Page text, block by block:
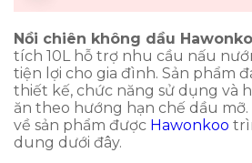
Nồi chiên không dầu
tích 10L hỗ trợ nhu cầu nấu
tiện lợi cho gia đình. Sản phẩm
thiết kế, chức năng sử dụng và
ăn theo hướng hạn chế dầu
về sản phẩm được Hawonkoo
dung dưới đây.